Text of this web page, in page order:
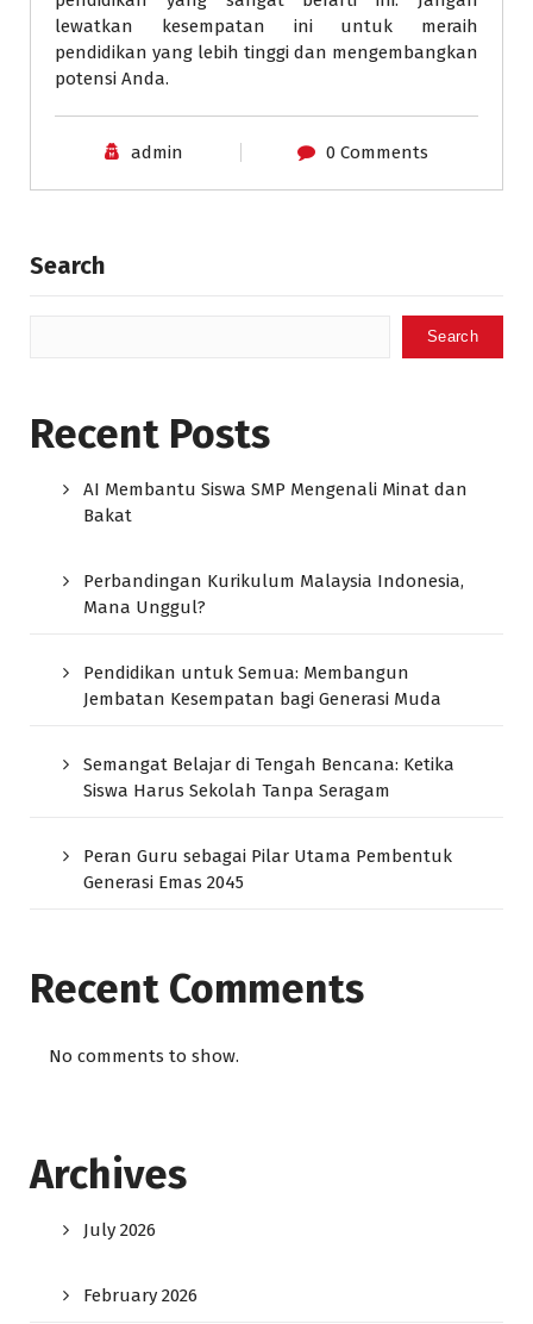
lewatkan kesempatan ini untuk meraih
pendidikan yang lebih tinggi dan mengembangkan
potensi Anda.
admin 0 Comments
Search
Search
Recent Posts
AI Membantu Siswa SMP Mengenali Minat dan
Bakat
Perbandingan Kurikulum Malaysia Indonesia,
Mana Unggul?
Pendidikan untuk Semua: Membangun
Jembatan Kesempatan bagi Generasi Muda
Semangat Belajar di Tengah Bencana: Ketika
Siswa Harus Sekolah Tanpa Seragam
Peran Guru sebagai Pilar Utama Pembentuk
Generasi Emas 2045
Recent Comments
No comments to show.
Archives
July 2026
February 2026